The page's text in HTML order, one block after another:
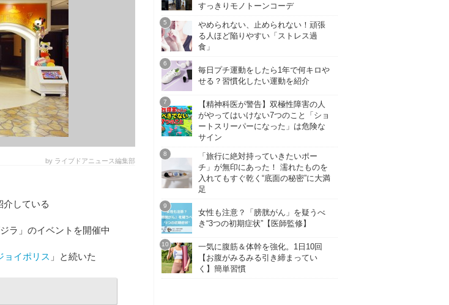
by ライブドアニュース編集部
介している
ラ」のイベントを開催中
ョイポリス 」と続いた
すっきりモノトーンコーデ
やめられない、止められない！頑張
る人ほど陥りやすい「ストレス過
食」
毎日プチ運動をしたら1年で何キロや
せる？習慣化したい運動を紹介
【精神科医が警告】双極性障害の人
がやってはいけない7つのこと「ショ
ートスリーパーになった」は危険な
サイン
「旅行に絶対持っていきたいポー
チ」が無印にあった！ 濡れたものを
入れてもすぐ乾く“底面の秘密”に大満
足
女性も注意？「膀胱がん」を疑うべ
き“3つの初期症状”【医師監修】
一気に腹筋＆体幹を強化。1日10回
【お腹がみるみる引き締まってい
く】簡単習慣